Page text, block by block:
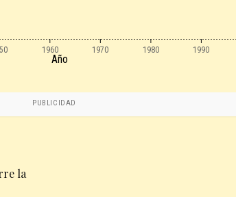
1960 1970 1980 1990
Año
PUBLICIDAD
la